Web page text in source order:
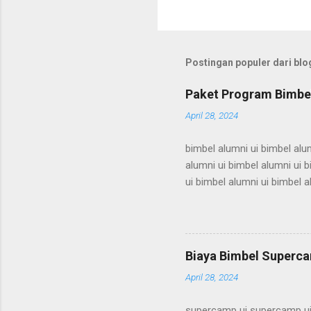
Postingan populer dari
Paket Program
April 28, 2024
bimbel alumni ui bimbel
alumni ui bimbel alumni ui
ui bimbel alumni ui bimbel
alumni ui bimbel alumni
ui bimbel alumni ui bimbel
bimbel alumni ui bimbel
alumni ui bimbel alumni ui
Biaya Bimbel
April 28, 2024